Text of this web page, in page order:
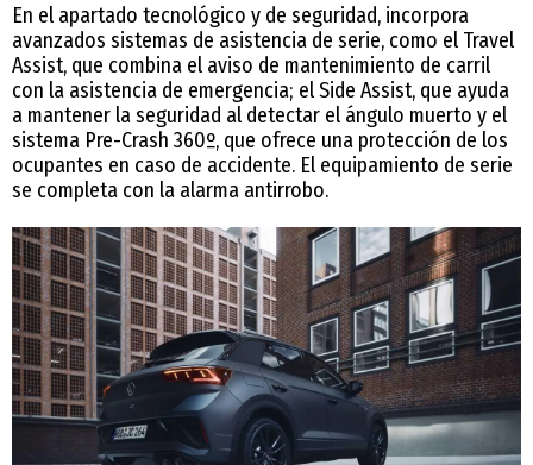
En el apartado tecnológico y de seguridad, incorpora
avanzados sistemas de asistencia de serie, como el Travel
Assist, que combina el aviso de mantenimiento de carril
con la asistencia de emergencia; el Side Assist, que ayuda
a mantener la seguridad al detectar el ángulo muerto y el
sistema Pre-Crash 360º, que ofrece una protección de los
ocupantes en caso de accidente. El equipamiento de serie
se completa con la alarma antirrobo.